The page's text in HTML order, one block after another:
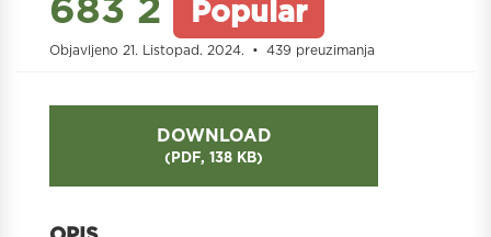
Popular
Objavljeno 21. Listopad. 2024. 439 preuzimanja
DOWNLOAD
( PDF, 138 KB)